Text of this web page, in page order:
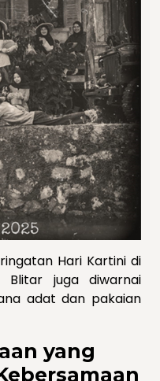
Hari Kartini di
Blitar juga diwarnai
adat dan pakaian
yang